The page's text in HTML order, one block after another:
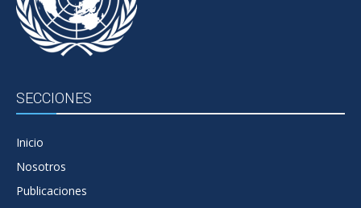
SECCIONES
Inicio
Nosotros
Publicaciones